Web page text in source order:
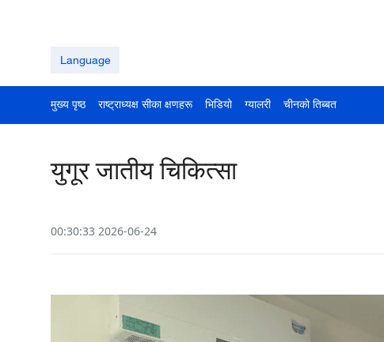
Language
मुख्य पृष्ठ राष्ट्राध्यक्ष सीका क्षणहरू भिडियो ग्यालरी चीनको तिब्बत
युगूर जातीय चिकित्सा
00:30:33 2026-06-24